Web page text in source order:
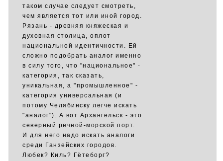
таком случае следует смотреть,
чем является тот или иной город.
Рязань - древняя княжеская и
духовная столица, оплот
национальной идентичности. Ей
сложно подобрать аналог именно
в силу того, что "национальное" -
категория, так сказать,
уникальная, а "промышленное" -
категория универсальная (и
потому Челябинску легче искать
"аналог"). А вот Архангельск - это
северный речной-морской порт.
И для него надо искать аналоги
среди Ганзейских городов.
Любек? Киль? Гётеборг?